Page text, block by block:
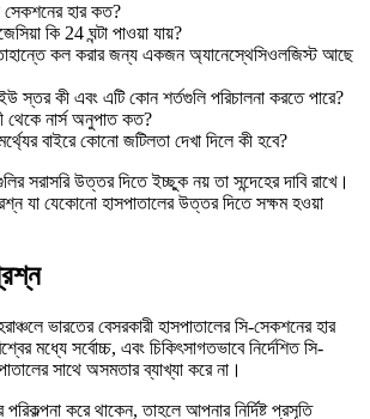
সেকশনের হার কত?
কি 24 ঘন্টা পাওয়া যায়?
কল করার জন্য একজন অ্যানেস্থেসিওলজিস্ট আছে
স্তর কী এবং এটি কোন শর্তগুলি পরিচালনা করতে পারে?
থেকে নার্স অনুপাত কত?
বাইরে কোনো জটিলতা দেখা দিলে কী হবে?
সরাসরি উত্তর দিতে ইচ্ছুক নয় তা সন্দেহের দাবি রাখে।
যা যেকোনো হাসপাতালের উত্তর দিতে সক্ষম হওয়া
ভারতের বেসরকারী হাসপাতালের সি-সেকশনের হার
মধ্যে সর্বোচ্চ, এবং চিকিৎসাগতভাবে নির্দেশিত সি-
সাথে অসমতার ব্যাখ্যা করে না।
করে থাকেন, তাহলে আপনার নির্দিষ্ট প্রসূতি